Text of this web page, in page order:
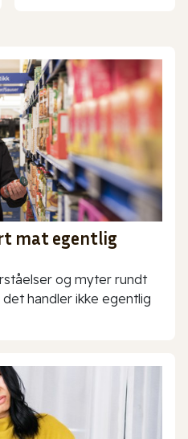
mat egentlig
og myter rundt
handler ikke egentlig